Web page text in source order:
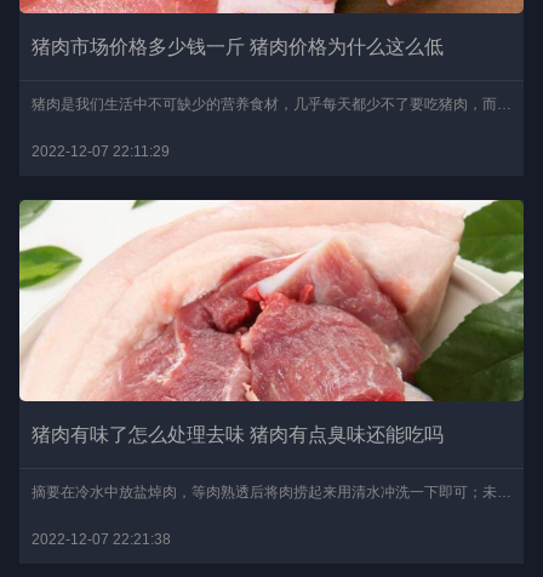
猪肉市场价格多少钱一斤 猪肉价格为什么这么低
2022-12-07 22:11:29
猪肉有味了怎么处理去味 猪肉有点臭味还能吃吗
摘要在冷水中放盐焯肉，等肉熟透后将肉捞起来用清水冲洗一下即可；未经处理的轻异味猪肉，用盐腌3-4小时候再用浓盐水泡1小时，最后用清水浸泡1小时即可，焯水过的肉，在盐..
2022-12-07 22:21:38